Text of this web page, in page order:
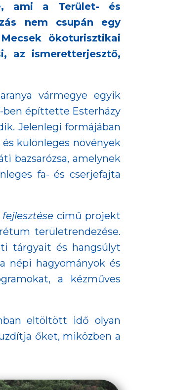
ami a Terület- és
nem csupán egy
ökoturisztikai
az ismeretterjesztő,
vármegye egyik
ben építtette Esterházy
Jelenlegi formájában
különleges növények
bazsarózsa, amelynek
fa- és cserjefajta
című projekt
területrendezése.
tárgyait és hangsúlyt
népi hagyományok és
a kézműves
eltöltött idő olyan
őket, miközben a